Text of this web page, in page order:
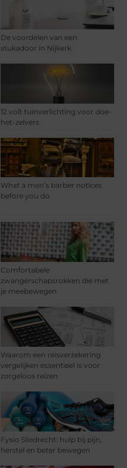
De voordelen van een
stukadoor in Nijkerk
12 volt tuinverlichting voor doe-
het-zelvers
What a men’s barber notices
before you do
Comfortabele
zwangerschapsrokken die met
je meebewegen
Waarom een reisverzekering
vergelijken essentieel is voor
zorgeloos reizen
Fysio Sliedrecht: hulp bij pijn,
herstel en beter bewegen